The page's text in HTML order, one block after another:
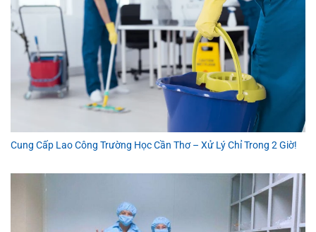
Cung Cấp Lao Công Trường Học Cần Thơ – Xử Lý Chỉ Trong 2 Giờ!